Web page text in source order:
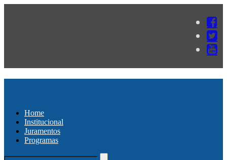
Home
Institucional
Juramentos
Programas